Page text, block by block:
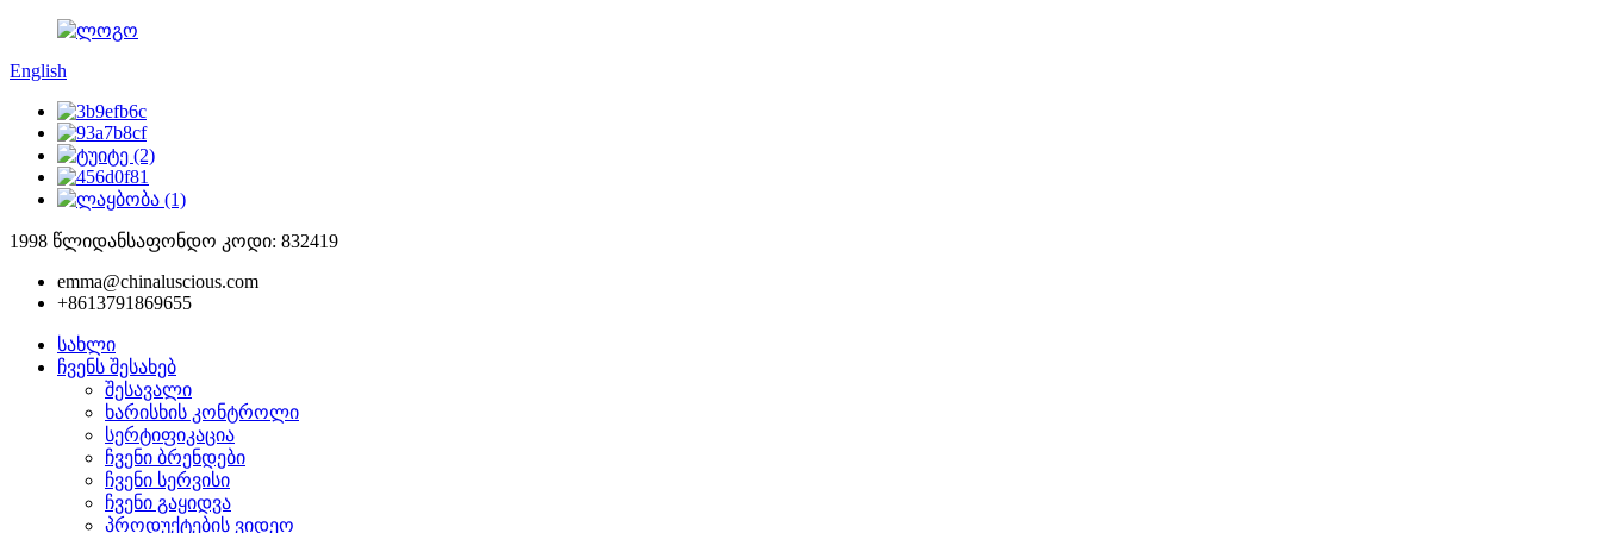
English
1998 წლიდანსაფონდო კოდი: 832419
emma@chinaluscious.com
+8613791869655
სახლი
ჩვენს შესახებ
შესავალი
ხარისხის კონტროლი
სერტიფიკაცია
ჩვენი ბრენდები
ჩვენი სერვისი
ჩვენი გაყიდვა
პროდუქტების ვიდეო